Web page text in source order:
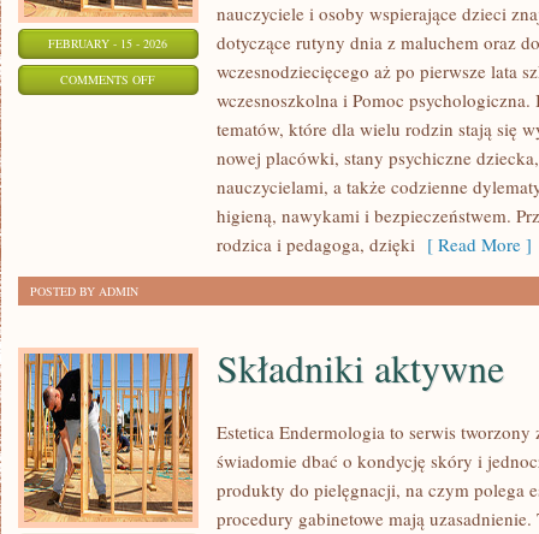
FEBRUARY - 15 - 2026
COMMENTS OFFON
INSPIRACJE
NAUCZYCIELI
nauczyciele i osoby wspierające dzieci
dotyczące rutyny dnia z maluchem oraz
wczesnodziecięcego aż po pierwsze lata
wczesnoszkolna i Pomoc
tematów, które dla wielu rodzin stają się
nowej placówki, stany psychiczne
nauczycielami, a także codzienne
higieną, nawykami i bezpieczeństwem.
rodzica i pedagoga, dzięki [ Read More ]
POSTED BY ADMIN
Składniki aktywne
Estetica Endermologia to serwis
świadomie dbać o kondycję skóry i
produkty do pielęgnacji, na czym polega
procedury gabinetowe mają